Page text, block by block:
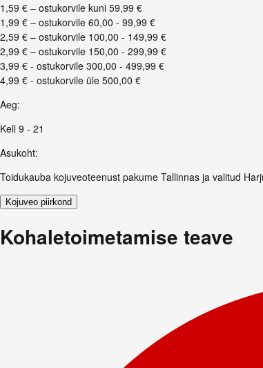
1,59 € – ostukorvile kuni 59,99 €
1,99 € – ostukorvile 60,00 - 99,99 €
2,59 € – ostukorvile 100,00 - 149,99 €
2,99 € – ostukorvile 150,00 - 299,99 €
3,99 € - ostukorvile 300,00 - 499,99 €
4,99 € - ostukorvile üle 500,00 €
Aeg:
Kell 9 - 21
Asukoht:
Toidukauba kojuveoteenust pakume Tallinnas ja valitud
Kojuveo piirkond
Kohaletoimetamise teave